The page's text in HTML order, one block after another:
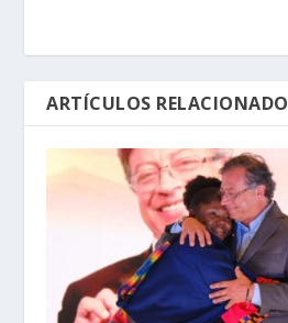
ARTÍCULOS